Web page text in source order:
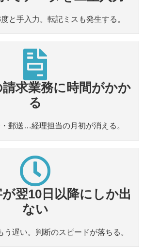
と手入力。転記ミスも発生する。
請求業務に時間がかか
る
郵送…経理担当の月初が消える。
翌10日以降にしか出
ない
う遅い。判断のスピードが落ちる。